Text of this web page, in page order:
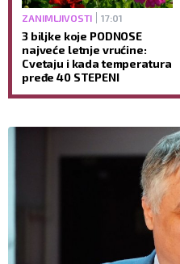
ZANIMLJIVOSTI 17:01
3 biljke koje PODNOSE
najveće letnje vrućine:
Cvetaju i kada temperatura
pređe 40 STEPENI